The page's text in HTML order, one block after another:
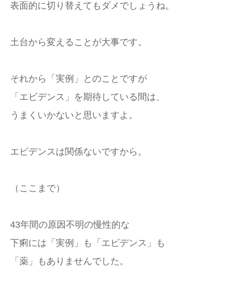
表面的に切り替えてもダメでしょうね。
土台から変えることが大事です。
それから「実例」とのことですが
「エビデンス」を期待している間は、
うまくいかないと思いますよ。
エビデンスは関係ないですから。
（ここまで）
43年間の原因不明の慢性的な
下痢には「実例」も「エビデンス」も
「薬」もありませんでした。